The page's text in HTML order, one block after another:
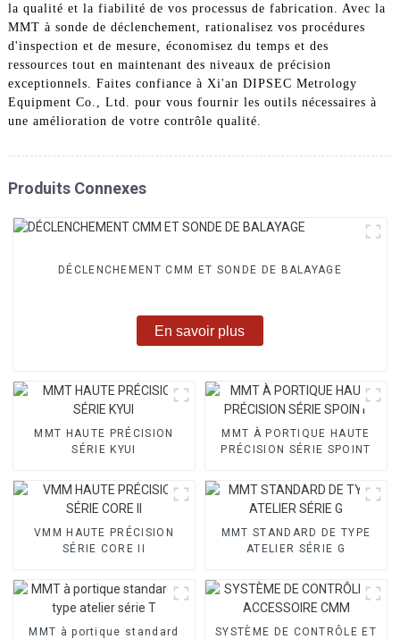
la qualité et la fiabilité de vos processus de fabrication. Avec la
MMT à sonde de déclenchement, rationalisez vos procédures
d'inspection et de mesure, économisez du temps et des
ressources tout en maintenant des niveaux de précision
exceptionnels. Faites confiance à Xi'an DIPSEC Metrology
Equipment Co., Ltd. pour vous fournir les outils nécessaires à
une amélioration de votre contrôle qualité.
Produits Connexes
DÉCLENCHEMENT CMM ET SONDE DE BALAYAGE
En savoir plus
MMT HAUTE PRÉCISION
SÉRIE KYUI
MMT À PORTIQUE HAUTE
PRÉCISION SÉRIE SPOINT
VMM HAUTE PRÉCISION
SÉRIE CORE II
MMT STANDARD DE TYPE
ATELIER SÉRIE G
MMT à portique standard
SYSTÈME DE CONTRÔLE ET